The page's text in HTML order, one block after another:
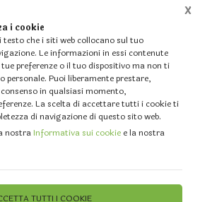
i cookie
testo che i siti web collocano sul tuo
Le informazioni in essi contenute
preferenze o il tuo dispositivo ma non ti
Puoi liberamente prestare,
in qualsiasi momento,
La scelta di accettare tutti i cookie ti
di navigazione di questo sito web.
nostraInformativa sui cookie e la nostra
TUTTI I COOKIE
X
SECCHI e PRESERVATI - Muschio -
FILTRA
- Frutti Secchi